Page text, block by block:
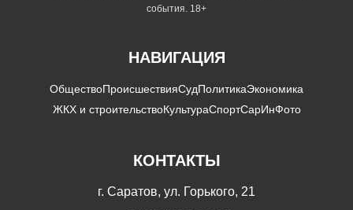
события. 18+
НАВИГАЦИЯ
ОбществоПроисшествияСудПолитикаЭкономика
ЖКХ и строительствоКультураСпортСарИнФото
КОНТАКТЫ
г. Саратов, ул. Горького, 21